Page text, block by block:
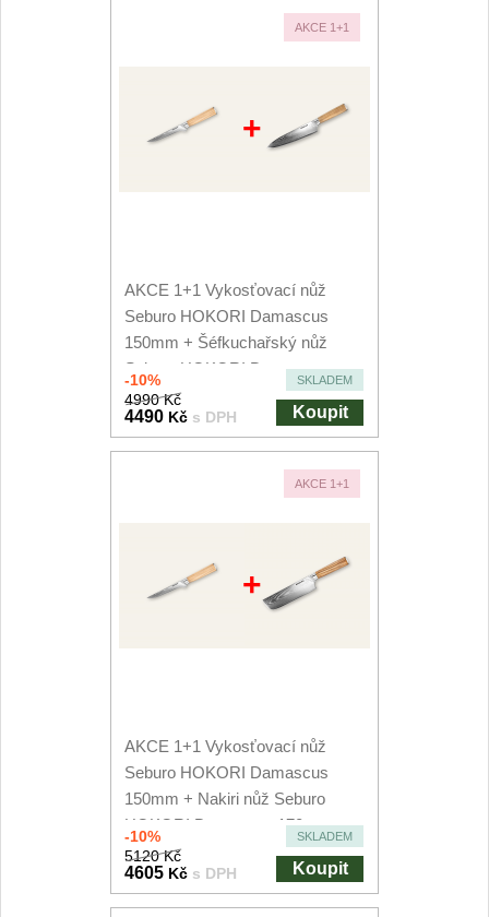
AKCE 1+1
+
AKCE 1+1 Vykosťovací nůž
Seburo HOKORI Damascus
150mm + Šéfkuchařský nůž
Seburo HOKORI Damascus...
-10% SKLADEM
4990 Kč
4490 Kč s DPH Koupit
AKCE 1+1
+
AKCE 1+1 Vykosťovací nůž
Seburo HOKORI Damascus
150mm + Nakiri nůž Seburo
HOKORI Damascus 170mm
-10% SKLADEM
5120 Kč
4605 Kč s DPH Koupit